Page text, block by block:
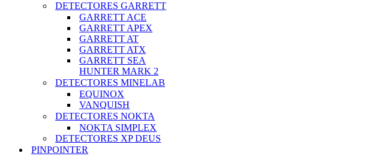
DETECTORES GARRETT
GARRETT ACE
GARRETT APEX
GARRETT AT
GARRETT ATX
GARRETT SEA
HUNTER MARK 2
DETECTORES MINELAB
EQUINOX
VANQUISH
DETECTORES NOKTA
NOKTA SIMPLEX
DETECTORES XP DEUS
PINPOINTER